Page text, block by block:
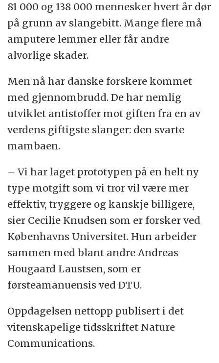
81 000 og 138 000 mennesker hvert år dør
på grunn av slangebitt. Mange flere må
amputere lemmer eller får andre
alvorlige skader.
Men nå har danske forskere kommet
med gjennombrudd. De har nemlig
utviklet antistoffer mot giften fra en av
verdens giftigste slanger: den svarte
mambaen.
– Vi har laget prototypen på en helt ny
type motgift som vi tror vil være mer
effektiv, tryggere og kanskje billigere,
sier Cecilie Knudsen som er forsker ved
Københavns Universitet. Hun arbeider
sammen med blant andre Andreas
Hougaard Laustsen, som er
førsteamanuensis ved DTU.
Oppdagelsen nettopp publisert i det
vitenskapelige tidsskriftet Nature
Communications.